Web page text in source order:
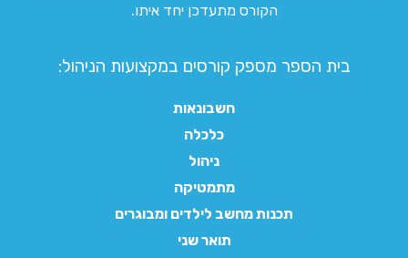
הקורס מתעדכן יחד איתו.
בית הספר מספק קורסים במקצועות הניהול:
חשבונאות
כלכלה
ניהול
מתמטיקה
תכנות מחשב לילדים ומבוגרים
תואר שני